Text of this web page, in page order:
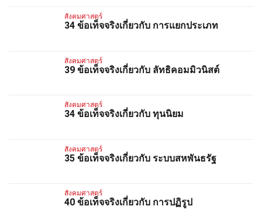
สังคมศาสตร์
34 ข้อเท็จจริงเกี่ยวกับ การแยกประเภท
สังคมศาสตร์
39 ข้อเท็จจริงเกี่ยวกับ ลัทธิคอมมิวนิสต์
สังคมศาสตร์
34 ข้อเท็จจริงเกี่ยวกับ ทุนนิยม
สังคมศาสตร์
35 ข้อเท็จจริงเกี่ยวกับ ระบบสหพันธรัฐ
สังคมศาสตร์
40 ข้อเท็จจริงเกี่ยวกับ การปฏิรูป